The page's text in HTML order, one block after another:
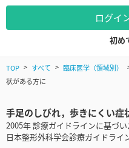
ログイ
初め
TOP すべて 臨床医学（領域別）
状がある方に
手足のしびれ，歩きにくい症
2005年 診療ガイドラインに基づ
日本整形外科学会診療ガイドライ